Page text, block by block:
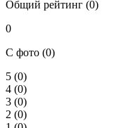
Общий рейтинг (0)
0
С фото (0)
5 (0)
4 (0)
3 (0)
2 (0)